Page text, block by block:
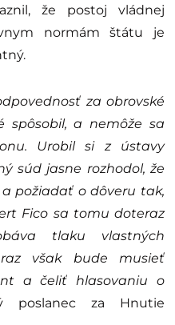
že postoj vládnej
normám štátu je
za obrovské
spôsobil, a nemôže sa
Urobil si z ústavy
súd jasne rozhodol, že
požiadať o dôveru tak,
Fico sa tomu doteraz
tlaku vlastných
však bude musieť
a čeliť hlasovaniu o
poslanec za Hnutie